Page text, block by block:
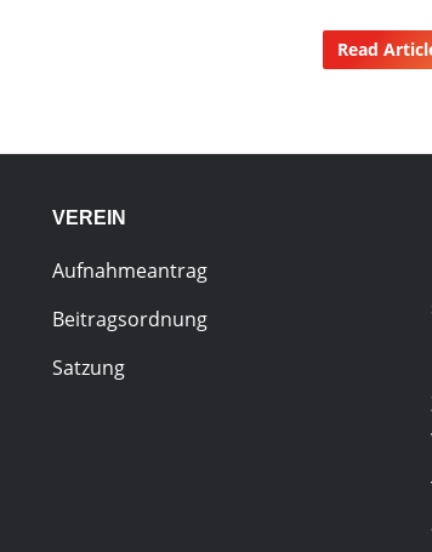
Read
VEREIN
Aufnahmeantrag
Beitragsordnung
Satzung